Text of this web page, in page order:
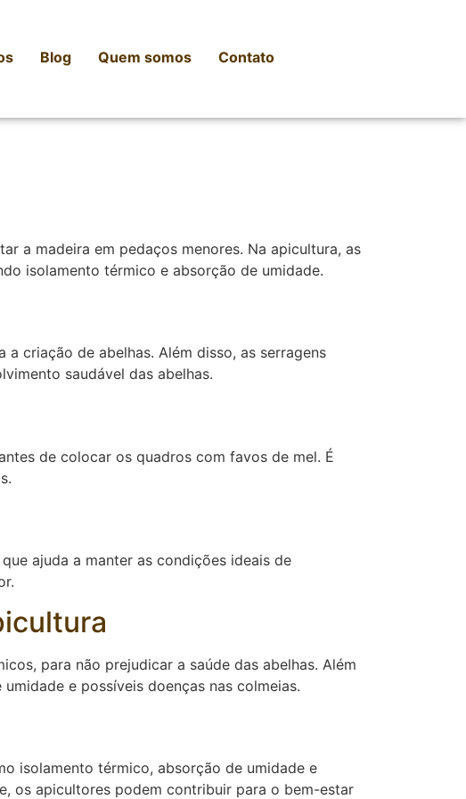
Blog Quem somos Contato
a madeira em pedaços menores. Na apicultura, as
isolamento térmico e absorção de umidade.
criação de abelhas. Além disso, as serragens
saudável das abelhas.
de colocar os quadros com favos de mel. É
ajuda a manter as condições ideais de
para não prejudicar a saúde das abelhas. Além
e possíveis doenças nas colmeias.
isolamento térmico, absorção de umidade e
os apicultores podem contribuir para o bem-estar